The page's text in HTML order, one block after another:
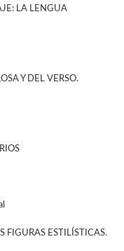
LA LENGUA
Y DEL VERSO.
FIGURAS ESTILÍSTICAS.